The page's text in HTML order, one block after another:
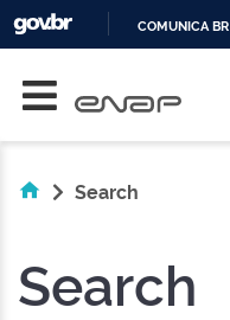
COMUNICA BR
Search
Search